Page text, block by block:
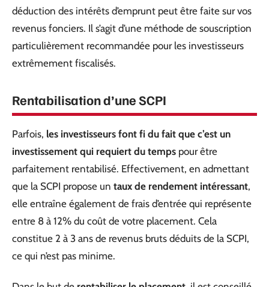
déduction des intérêts d’emprunt peut être faite sur vos
revenus fonciers. Il s’agit d’une méthode de souscription
particulièrement recommandée pour les investisseurs
extrêmement fiscalisés.
Rentabilisation d’une SCPI
Parfois, les investisseurs font fi du fait que c’est un
investissement qui requiert du temps pour être
parfaitement rentabilisé. Effectivement, en admettant
que la SCPI propose un taux de rendement intéressant,
elle entraîne également de frais d’entrée qui représente
entre 8 à 12% du coût de votre placement. Cela
constitue 2 à 3 ans de revenus bruts déduits de la SCPI,
ce qui n’est pas minime.